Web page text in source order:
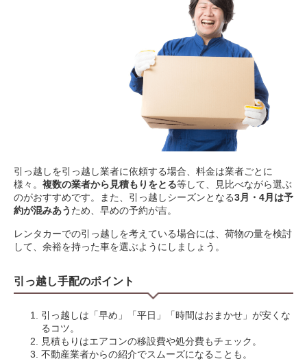
引っ越しを引っ越し業者に依頼する場合、料金は業者ごとに
様々。 複数の業者から見積もりをとる等して、見比べながら選ぶ
のがおすすめです。また、引っ越しシーズンとなる3月・4月は予
約が混みあう ため、早めの予約が吉。
レンタカーでの引っ越しを考えている場合には、荷物の量を検討
して、余裕を持った車を選ぶようにしましょう。
引っ越し手配のポイント
引っ越しは「早め」「平日」「時間はおまかせ」が安くな
るコツ。
見積もりはエアコンの移設費や処分費もチェック。
不動産業者からの紹介でスムーズになることも。